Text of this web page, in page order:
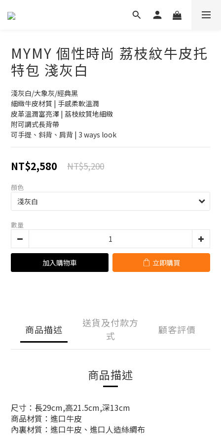
MYMY 個性時尚 荔枝紋牛皮托
特包 淺灰白
淺灰白/大象灰/經典黑
細緻牛皮材質 | 手感柔軟溫潤
皮革溫潤富亮澤 | 荔枝紋質地細緻
附可調式長背帶
可手提、斜背、肩背 | 3 ways look
NT$2,580 NT$5,200
顏色
數量
加入購物車 立即購買
商品描述
送貨及付款方
式
顧客評價
商品描述
尺寸：長29cm,高21.5cm,深13cm
商品材質：進口牛皮
內裏材質：進口牛皮、進口人造絲綢布